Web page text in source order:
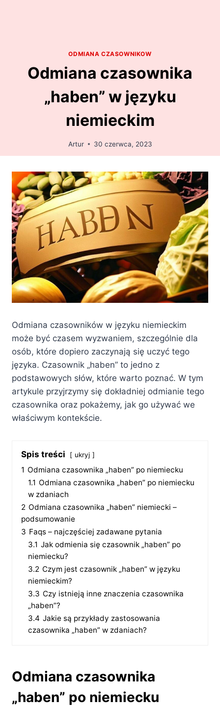
ODMIANA CZASOWNIKOW
Odmiana czasownika
„haben” w języku
niemieckim
Artur 30 czerwca, 2023
Odmiana czasowników w języku niemieckim
może być czasem wyzwaniem, szczególnie dla
osób, które dopiero zaczynają się uczyć tego
języka. Czasownik „haben” to jedno z
podstawowych słów, które warto poznać. W tym
artykule przyjrzymy się dokładniej odmianie tego
czasownika oraz pokażemy, jak go używać we
właściwym kontekście.
Spis treści ukryj
1 Odmiana czasownika „haben” po niemiecku
1.1 Odmiana czasownika „haben” po niemiecku
w zdaniach
2 Odmiana czasownika „haben” niemiecki –
podsumowanie
3 Faqs – najczęściej zadawane pytania
3.1 Jak odmienia się czasownik „haben” po
niemiecku?
3.2 Czym jest czasownik „haben” w języku
niemieckim?
3.3 Czy istnieją inne znaczenia czasownika
„haben”?
3.4 Jakie są przykłady zastosowania
czasownika „haben” w zdaniach?
Odmiana czasownika
„haben” po niemiecku